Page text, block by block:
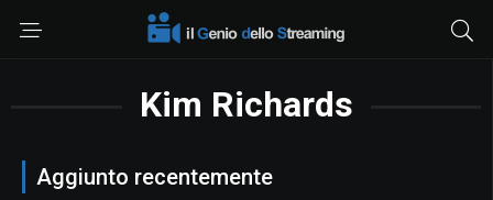
Kim Richards
Aggiunto recentemente